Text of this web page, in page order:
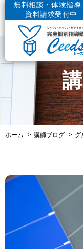
無料相談・体験指導
資料請求受付中
ホーム 講師ブログ グ